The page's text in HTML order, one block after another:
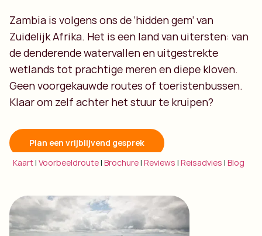
Zambia is volgens ons de ‘hidden gem’ van
Zuidelijk Afrika. Het is een land van uitersten: van
de denderende watervallen en uitgestrekte
wetlands tot prachtige meren en diepe kloven.
Geen voorgekauwde routes of toeristenbussen.
Klaar om zelf achter het stuur te kruipen?
Plan een vrijblijvend gesprek
Kaart|Voorbeeldroute|Brochure|Reviews |Reisadvies |Blog